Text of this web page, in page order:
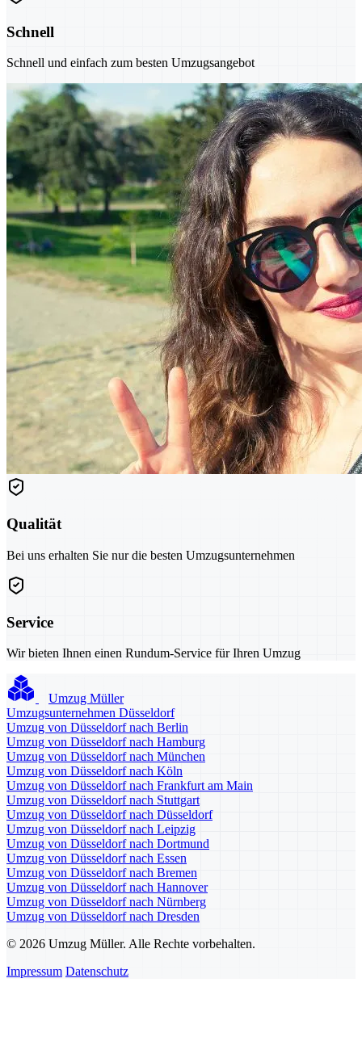
Schnell
Schnell und einfach zum besten Umzugsangebot
Qualität
Bei uns erhalten Sie nur die besten Umzugsunternehmen
Service
Wir bieten Ihnen einen Rundum-Service für Ihren Umzug
Umzug Müller
Umzugsunternehmen Düsseldorf
Umzug von Düsseldorf nach Berlin
Umzug von Düsseldorf nach Hamburg
Umzug von Düsseldorf nach München
Umzug von Düsseldorf nach Köln
Umzug von Düsseldorf nach Frankfurt am Main
Umzug von Düsseldorf nach Stuttgart
Umzug von Düsseldorf nach Düsseldorf
Umzug von Düsseldorf nach Leipzig
Umzug von Düsseldorf nach Dortmund
Umzug von Düsseldorf nach Essen
Umzug von Düsseldorf nach Bremen
Umzug von Düsseldorf nach Hannover
Umzug von Düsseldorf nach Nürnberg
Umzug von Düsseldorf nach Dresden
© 2026 Umzug Müller. Alle Rechte vorbehalten.
Impressum Datenschutz